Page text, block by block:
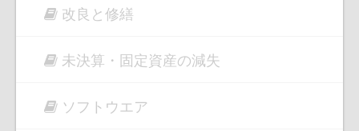
改良と修繕
未決算・固定資産の減失
ソフトウエア